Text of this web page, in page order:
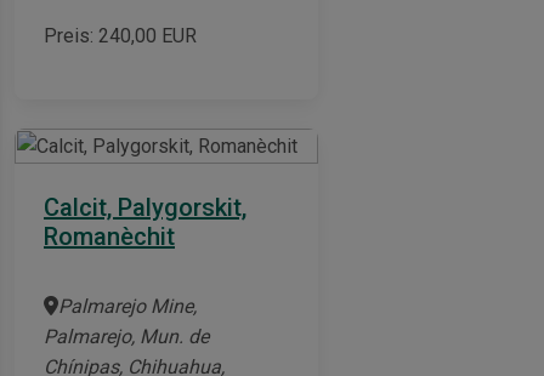
Preis: 240,00 EUR
Calcit, Palygorskit,
Romanèchit
Palmarejo Mine,
Palmarejo, Mun. de
Chínipas, Chihuahua,